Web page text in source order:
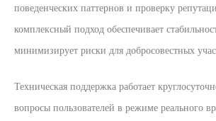
поведенческих паттернов и проверку
комплексный подход обеспечивает
минимизирует риски для добросовестных
Техническая поддержка работает
вопросы пользователей в режиме реального